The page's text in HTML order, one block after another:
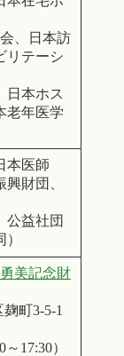
、日本訪
リテーシ
日本ホス
老年医学
本医師
財団、
公益社団
美記念財
町3-5-1
17:30）